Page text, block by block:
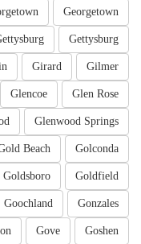
Georgetown
Gettysburg
Gilmer
Girard
Glen Rose
Glencoe
Glenwood Springs
Golconda
Beach
Goldfield
Goldsboro
Gonzales
Goochland
Goshen
Gove